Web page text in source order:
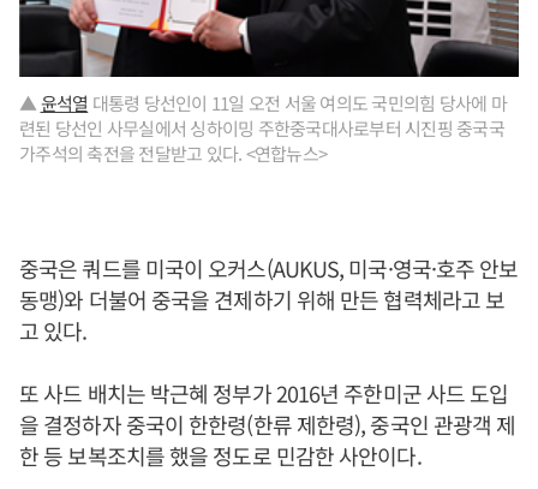
▲윤석열 대통령 당선인이 11일 오전 서울 여의도 국민의힘 당사에 마
련된 당선인 사무실에서 싱하이밍 주한중국대사로부터 시진핑 중국국
가주석의 축전을 전달받고 있다. <연합뉴스>
중국은 쿼드를 미국이 오커스(AUKUS, 미국·영국·호주 안보
동맹)와 더불어 중국을 견제하기 위해 만든 협력체라고 보
고 있다.
또 사드 배치는 박근혜 정부가 2016년 주한미군 사드 도입
을 결정하자 중국이 한한령(한류 제한령), 중국인 관광객 제
한 등 보복조치를 했을 정도로 민감한 사안이다.